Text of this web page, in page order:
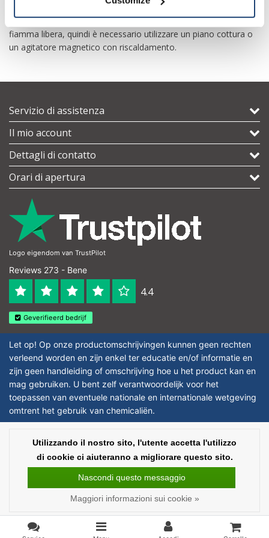
ritardi nell'ebollizione. Inoltre, a causa dell'infiammabilità di molti
solventi, ad es. B. in chimica organica, non lavorare con una
fiamma libera, quindi è necessario utilizzare un piano cottura o
un agitatore magnetico con riscaldamento.
Servizio di assistenza
Il mio account
Dettagli di contatto
Orari di apertura
Logo eigendom van TrustPilot
Reviews 273 - Bene
4.4
Geverifieerd bedrijf
Let op! Op onze productomschrijvingen kunnen geen rechten
verleend worden en zijn enkel ter educatie en/of informatie en
zijn geen handleiding of omschrijving hoe u het product kan en
mag gebruiken. U bent zelf verantwoordelijk voor het
toepassen van eventuele nationale en internationale wetgeving
omtrent het gebruik van chemicaliën.
bassi - All rights reserved - Theme byInStijl Media | Tutti i prezzi sono al
netto delle imposte
Utilizzando il nostro sito, l'utente accetta l'utilizzo
di cookie ci aiuteranno a migliorare questo sito.
Nascondi questo messaggio
Maggiori informazioni sui cookie »